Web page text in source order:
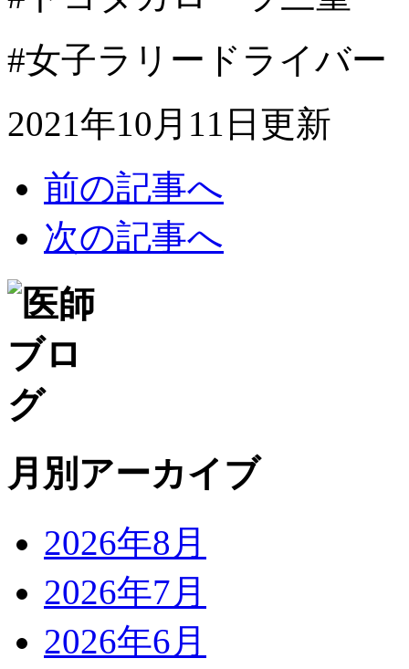
#女子ラリードライバー
2021年10月11日更新
前の記事へ
次の記事へ
月別アーカイブ
2026年8月
2026年7月
2026年6月